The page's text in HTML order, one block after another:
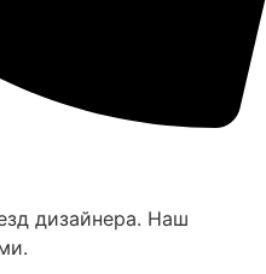
дизайнера. Наш